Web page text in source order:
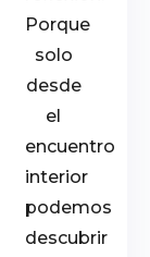
Porque
solo
desde
el
encuentro
interior
podemos
descubrir